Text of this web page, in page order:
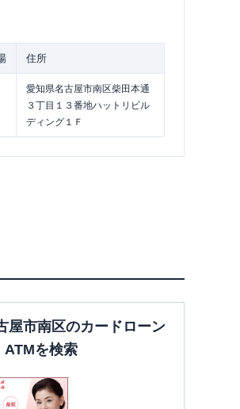
住所
愛知県名古屋市南区柴田本通
３丁目１３番地ハットリビル
ディング１Ｆ
屋市南区のカードローン
ATMを検索